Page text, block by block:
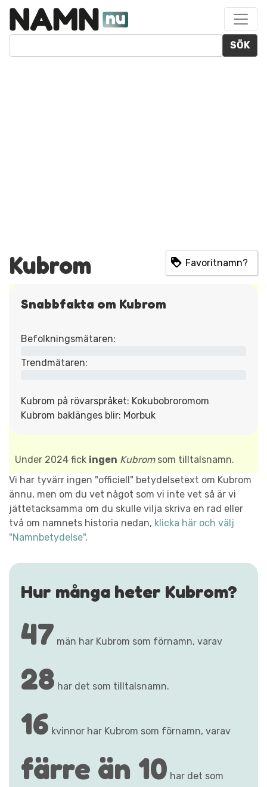
SÖK
Kubrom Favoritnamn?
Snabbfakta om Kubrom
Befolkningsmätaren:
Trendmätaren:
Kubrom på rövarspråket: Kokubobroromom
Kubrom baklänges blir: Morbuk
Under 2024 fick ingen Kubromsom tilltalsnamn.
Vi har tyvärr ingen "officiell" betydelsetext om Kubrom
ännu, men om du vet något som vi inte vet så är vi
jättetacksamma om du skulle vilja skriva en rad eller
två om namnets historia nedan, klicka här och välj
"Namnbetydelse".
Hur många heter Kubrom?
47 män har Kubrom som förnamn, varav
28 har det som tilltalsnamn.
16 kvinnor har Kubrom som förnamn, varav
färre än 10 har det som